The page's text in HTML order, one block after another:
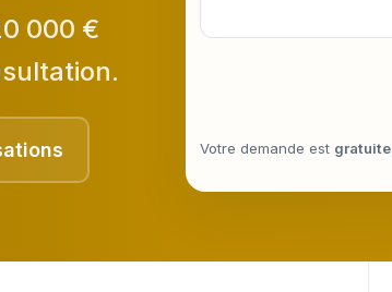
000 €
Votre demande est gratuite